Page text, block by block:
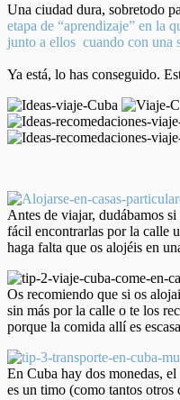
Una ciudad dura, sobretodo
etapa de “aprendizaje” en la
junto a ellos cuando con una
Ya está, lo has conseguido.
Antes de viajar, dudábamos
fácil encontrarlas por la calle
haga falta que os alojéis en
Os recomiendo que si os
sin más por la calle o te los
porque la comida allí es
En Cuba hay dos monedas,
es un timo (como tantos